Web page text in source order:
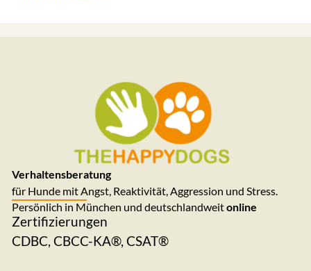
Verhaltensberatung
für Hunde mit Angst, Reaktivität, Aggression und Stress.
Persönlich in München und deutschlandweitonline
Zertifizierungen
CDBC, CBCC-KA®, CSAT®